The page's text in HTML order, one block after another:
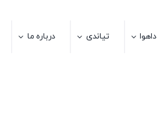
داهوا تیاندی درباره ما